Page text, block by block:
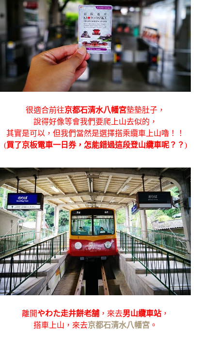
很適合前往京都石清水八幡宮墊墊肚子，
說得好像等會我們要爬上山去似的，
其實是可以，但我們當然是選擇搭乘纜車上山嚕！！
(買了京板電車一日券，怎能錯過這段登山纜車呢？？)
離開やわた走井餅老舗 ，來去男山纜車站 ，
搭車上山，來去京都石清水八幡宮 。